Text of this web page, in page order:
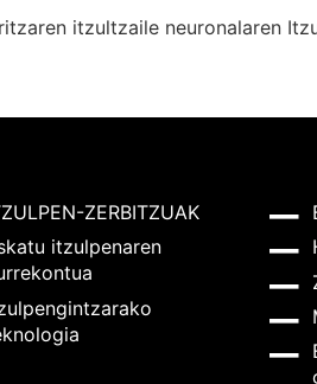
itzultzaile neuronalaren
ZERBITZUAK
itzulpenaren